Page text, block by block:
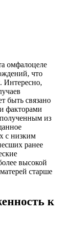
омфалоцеле
что
Интересно,
быть связано
факторами
из
с низким
ранее
высокой
старше
к